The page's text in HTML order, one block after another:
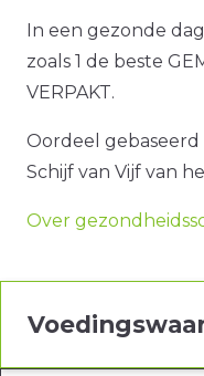
In een gezonde
zoals 1 de beste
VERPAKT.
Oordeel
Schijf van Vijf van
Over